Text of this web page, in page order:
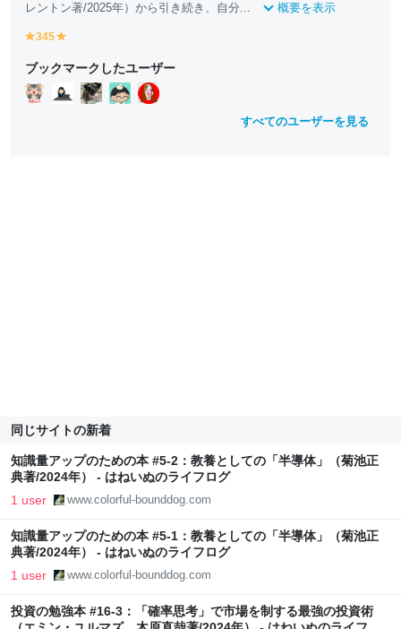
レントン著/2025年）から引き続き、自分...
概要を表示
y
ll
o
w
345
ll
o
w
ブックマークしたユーザー
すべてのユーザーを見る
同じサイトの新着
知識量アップのための本 #5-2：教養としての「半導体」（菊池正
典著/2024年） - はねいぬのライフログ
1 user www.colorful-bounddog.com
知識量アップのための本 #5-1：教養としての「半導体」（菊池正
典著/2024年） - はねいぬのライフログ
1 user www.colorful-bounddog.com
投資の勉強本 #16-3：「確率思考」で市場を制する最強の投資術